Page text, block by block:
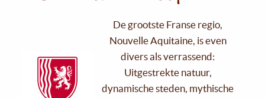
De grootste Franse regio,
Nouvelle Aquitaine, is even
divers als verrassend:
Uitgestrekte natuur,
dynamische steden, mythische